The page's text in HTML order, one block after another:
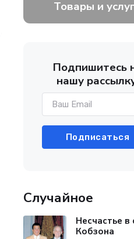
Товары и
Подпишитесь
нашу
Подписаться
Случайное
Несчастье в
Кобзона